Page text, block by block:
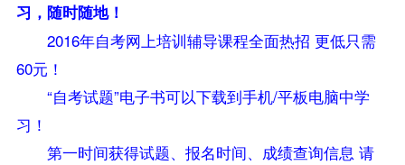
习，随时随地！
2016年自考网上培训辅导课程全面热招 更低只需
60元！
“自考试题”电子书可以下载到手机/平板电脑中学
习！
第一时间获得试题、报名时间、成绩查询信息 请